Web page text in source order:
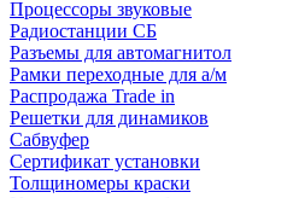
Процессоры звуковые
Радиостанции СБ
Разъемы для автомагнитол
Рамки переходные для а/м
Распродажа Trade in
Решетки для динамиков
Сабвуфер
Сертификат установки
Толщиномеры краски